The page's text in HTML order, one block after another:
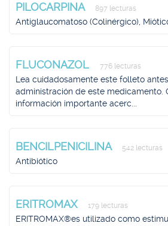
PILOCARPINA 897 lecturas
Antiglaucomatoso (Colinérgico),
FLUCONAZOL 776 lecturas
Lea cuidadosamente este folleto
administración de este medicamento.
información importante acerc...
BENCILPENICILINA 542 lecturas
Antibiótico
ERITROMAX 179 lecturas
ERITROMAX®es utilizado como